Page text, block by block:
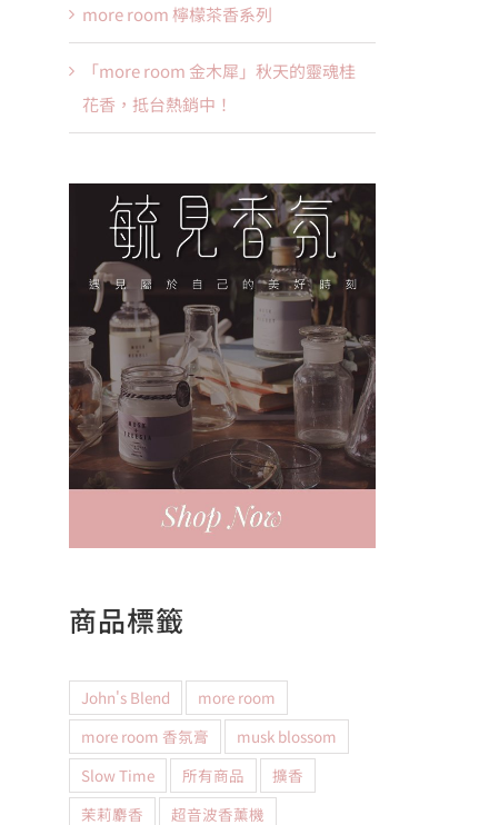
more room 檸檬茶香系列
「more room 金木犀」秋天的靈魂桂
花香，抵台熱銷中！
商品標籤
John's Blend
more room
more room 香氛膏
musk blossom
Slow Time
所有商品
擴香
茉莉麝香
超音波香薰機